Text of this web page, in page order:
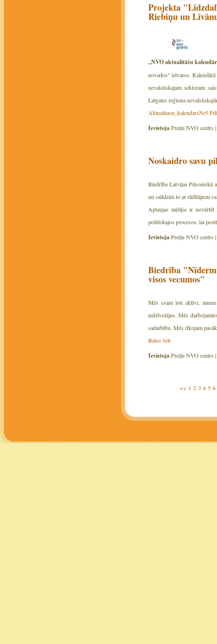
Projekta
Riebiņu un
„NVO aktualitāšu
novados" ietvaros.
nevalstiskajam sektoram
Latgales reģiona
IevietojaPreiļu NVO centrs |
Noskaidro savu
Biedrība Latvijas Pilsoniskā
un salīdzini to ar rādītājiem
Aptaujas mērķis ir novērtēt
politiskajos procesos, lai
IevietojaPreiļu NVO centrs |
Biedrība
visos vecumos"
Mēs esam ļoti aktīvi,
iedzīvotājus. Mēs
sadarbību. Mēs rīkojam
Balso šeit
IevietojaPreiļu NVO centrs |
<< 1 2 3 4 5 6